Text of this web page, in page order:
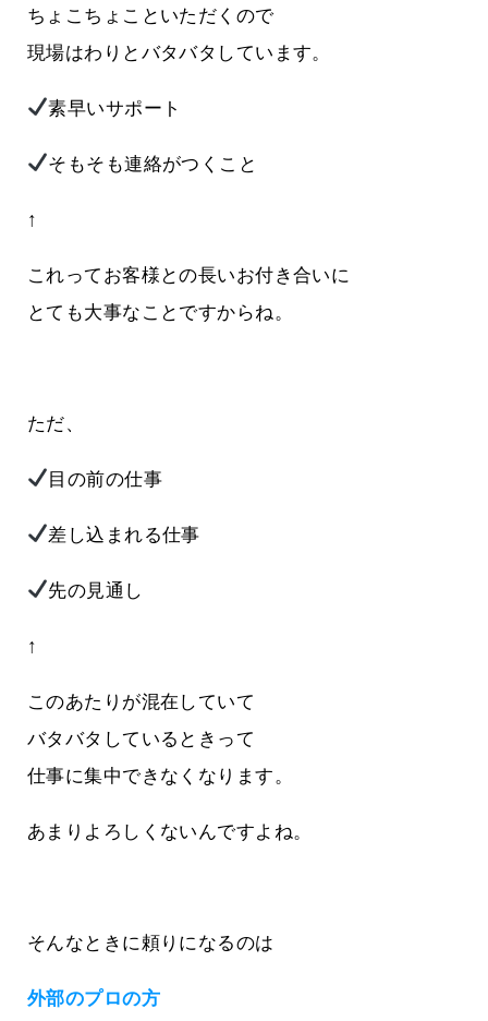
ちょこちょこといただくので
現場はわりとバタバタしています。
素早いサポート
そもそも連絡がつくこと
↑
これってお客様との長いお付き合いに
とても大事なことですからね。
ただ、
目の前の仕事
差し込まれる仕事
先の見通し
↑
このあたりが混在していて
バタバタしているときって
仕事に集中できなくなります。
あまりよろしくないんですよね。
そんなときに頼りになるのは
外部のプロの方